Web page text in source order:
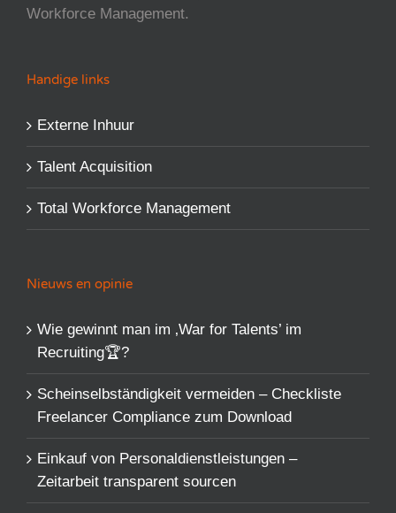
Workforce Management.
Handige links
Externe Inhuur
Talent Acquisition
Total Workforce Management
Nieuws en opinie
Wie gewinnt man im ‚War for Talents’​ im
Recruiting🏆?
Scheinselbständigkeit vermeiden – Checkliste
Freelancer Compliance zum Download
Einkauf von Personaldienstleistungen –
Zeitarbeit transparent sourcen